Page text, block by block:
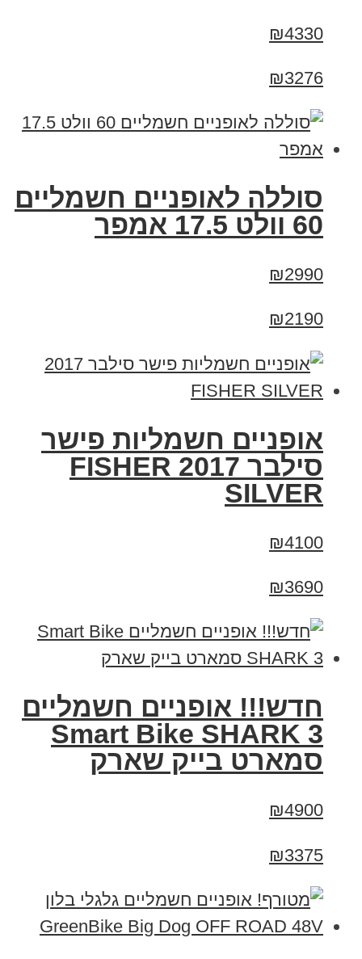
₪4330
₪3276
סוללה לאופניים חשמליים
60 וולט 17.5 אמפר
₪2990
₪2190
אופניים חשמליות פישר
סילבר 2017 FISHER
SILVER
₪4100
₪3690
חדש!!! אופניים חשמליים
Smart Bike SHARK 3
סמארט בייק שארק
₪4900
₪3375